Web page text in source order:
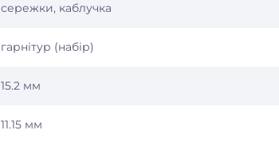
сережки, каблучка
гарнітур (набір)
15.2 мм
11.15 мм